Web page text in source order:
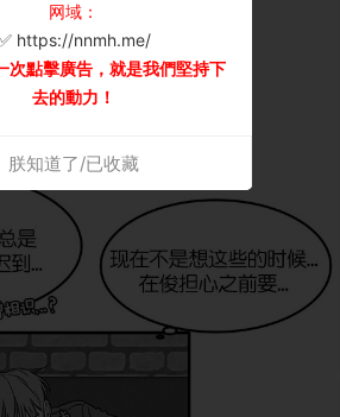
网域：
https://nnmh.me/
次點擊廣告，就是我們堅持下
去的動力！
朕知道了/已收藏